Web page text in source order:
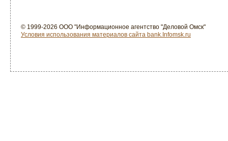
© 1999-2026 ООО "Информационное агентство "Деловой Омск"
Условия использования материалов сайта bank.Infomsk.ru